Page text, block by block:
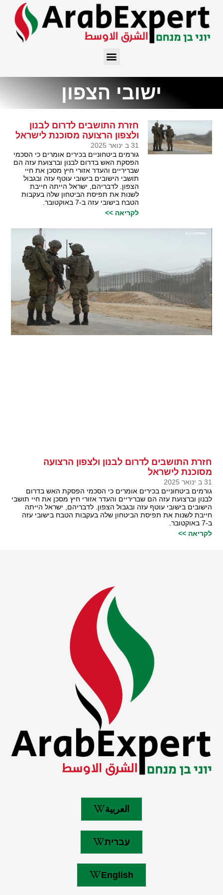
ישובי הצפון
חזרת התושבים לדרום לבנון
ולצפון הרצועה מסוכנת לישראל
31 ב ינואר 2025
גורמים ביטחוניים בכירים אומרים כי הסכמי
הפסקת האש בדרום לבנון וברצועת עזה הם
שבריריים והעדר אזורי חיץ מסכן את חיי
תושבי הישובים בישובי עוטף עזה ובגבול
הצפון. לדבריהם, ישראל הייתה חייבת
לשנות את תפיסת הביטחון שלה בעקבות
הטבח בישובי עזה ב-7 באוקטובר.
לקריאה >>
חזרת התושבים לדרום לבנון ולצפון הרצועה
מסוכנת לישראל
31 ב ינואר 2025
גורמים ביטחוניים בכירים אומרים כי הסכמי הפסקת האש בדרום
לבנון וברצועת עזה הם שבריריים והעדר אזורי חיץ מסכן את חיי תושבי
הישובים בישובי עוטף עזה ובגבול הצפון. לדבריהם, ישראל הייתה
חייבת לשנות את תפיסת הביטחון שלה בעקבות הטבח בישובי עזה
ב-7 באוקטובר.
לקריאה >>
العربية
עברית
English